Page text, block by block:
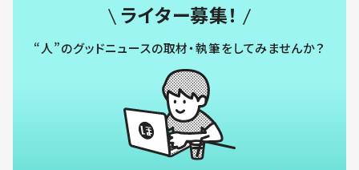
ライター募集！
“人”のグッドニュースの取材・執筆をしてみませんか？